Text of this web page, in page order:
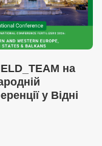
на
у Відні